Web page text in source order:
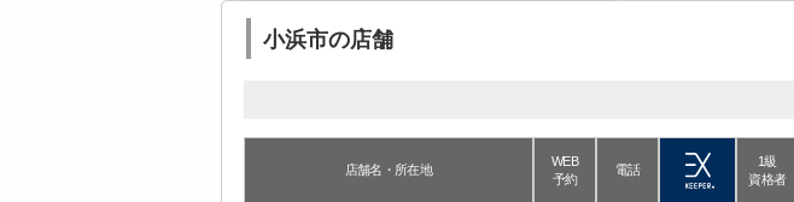
小浜市の店舗
店舗名・所在地
WEB
予約
電話
1級
資格者